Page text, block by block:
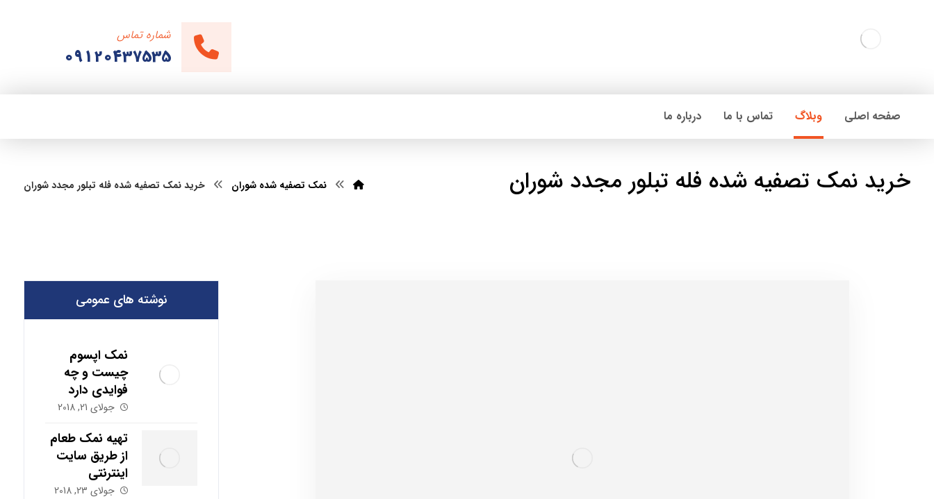
شماره تماس
09120437535
صفحه اصلی وبلاگ تماس با ما درباره ما
خرید نمک تصفیه شده فله تبلور مجدد شوران نمک تصفیه شده شوران خرید نمک تصفیه شده فله تبلور مجدد شوران
نوشته های عمومی
نمک اپسوم
چیست و چه
فوایدی دارد
جولای 21, 2018
تهیه نمک طعام
از طریق سایت
اینترنتی
جولای 23, 2018